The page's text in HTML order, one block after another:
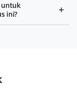
untuk
ini?